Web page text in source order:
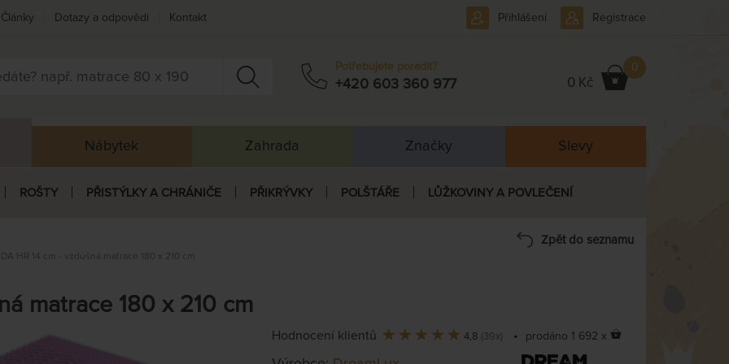
Potřebujete poradit?
+420 603 360 977 0 Kč
0
Přihlášení Registrace
Nábytek Zahrada Značky Slevy
ROŠTY PŘISTÝLKY A CHRÁNIČE PŘIKRÝVKY POLŠTÁŘE LŮŽKOVINY A POVLEČENÍ
Články Dotazy a odpovědi Kontakt
Zpět do seznamu
HR 14 cm - vzdušná matrace 180 x 210 cm
matrace 180 x 210 cm
Hodnocení klientů 4,8 (39x) • prodáno 1 692 x